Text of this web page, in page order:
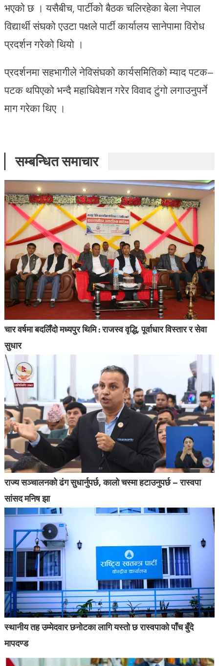
भएको छ । यसैबीच, पार्टीको बैठक चलिरहेका बेला नेपाल
विद्यार्थी संघको एउटा पक्षले पार्टी कार्यालय सानेपामा विरोध
प्रदर्शन गरेको थियो ।
प्रदर्शनमा सहभागीले नेविसंघको कार्यसमितिको म्याद पटक–
पटक थपिएको भन्दै महाधिवेशन गरेर विवाद टुंगो लगाउनुपर्ने
माग गरेका थिए ।
सम्बन्धित समाचार
चार वर्षमा बदलिँदो मध्यपुर थिमि : राजस्व वृद्धि, पूर्वाधार विस्तार र सेवा
सुधार
राज्य सञ्चालनको ढंग सुधार्नुपर्छ, कालो चस्मा हटाउनुपर्छ – रास्वपा
सांसद मनिष झा
स्थानीय तह उम्मेदवार छनोटका लागि यस्तो छ रास्वपाको पाँच बुँदे
मापदण्ड